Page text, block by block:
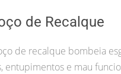
de Recalque
de recalque bombeia
entupimentos e mau